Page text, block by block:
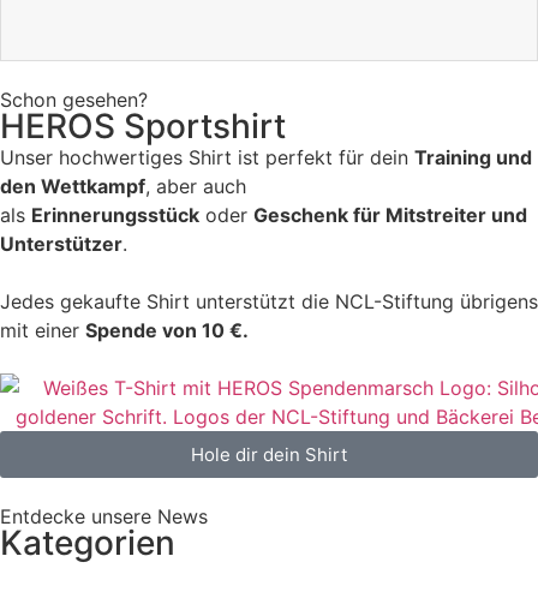
Schon gesehen?
HEROS Sportshirt
Unser hochwertiges Shirt ist perfekt für dein Training und
den Wettkampf, aber auch
als Erinnerungsstück oder Geschenk für Mitstreiter und
Unterstützer.
Jedes gekaufte Shirt unterstützt die NCL-Stiftung übrigens
mit einer Spende von 10 €.
Hole dir dein Shirt
Entdecke unsere News
Kategorien